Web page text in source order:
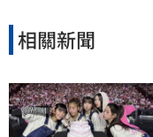
相關新聞